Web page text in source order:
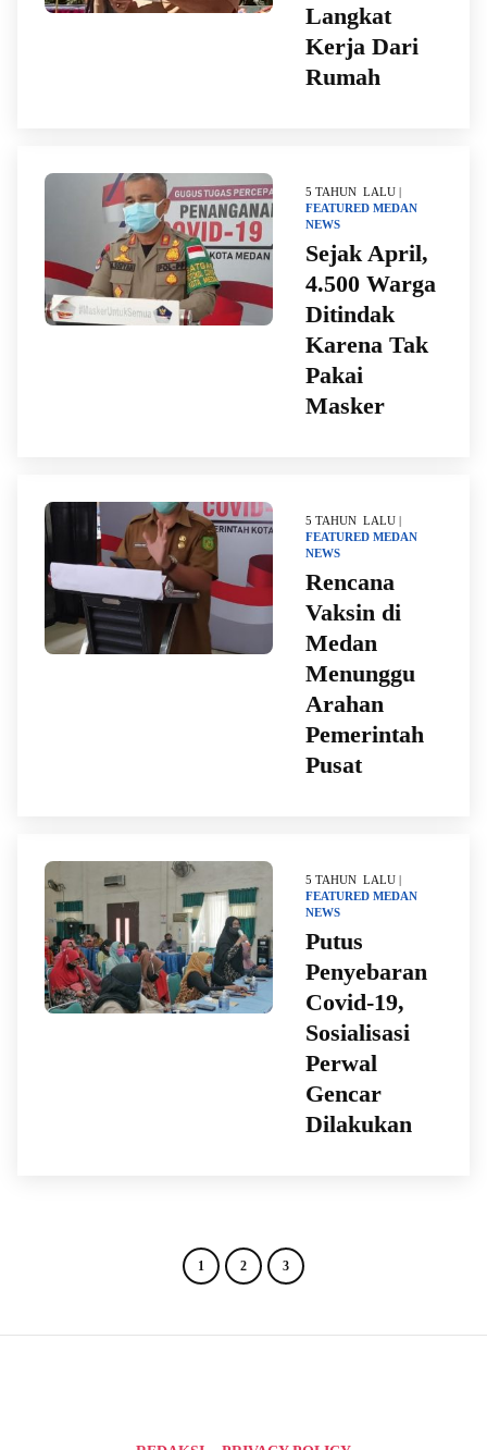
Langkat
Kerja Dari
Rumah
5 TAHUN LALU |
FEATURED MEDAN
NEWS
Sejak April,
4.500 Warga
Ditindak
Karena Tak
Pakai
Masker
5 TAHUN LALU |
FEATURED MEDAN
NEWS
Rencana
Vaksin di
Medan
Menunggu
Arahan
Pemerintah
Pusat
5 TAHUN LALU |
FEATURED MEDAN
NEWS
Putus
Penyebaran
Covid-19,
Sosialisasi
Perwal
Gencar
Dilakukan
1 2 3